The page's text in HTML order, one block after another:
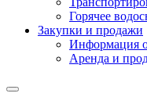
Горячее
Закупки и продажи
Информация
Аренда и